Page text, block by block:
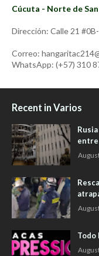
Cúcuta - Norte de
Dirección: Calle 21
Correo:
WhatsApp: (+57) 310
Recent in Varios
entre
Todo